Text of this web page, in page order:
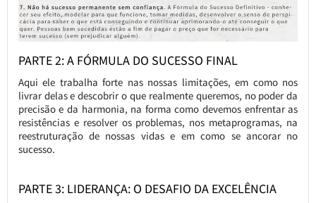
PARTE 2: A FÓRMULA DO SUCESSO FINAL
Aqui ele trabalha forte nas nossas limitações, em como nos
livrar delas e descobrir o que realmente queremos, no poder da
precisão e da harmonia, na forma como devemos enfrentar as
resistências e resolver os problemas, nos metaprogramas, na
reestruturação de nossas vidas e em como se ancorar no
sucesso.
PARTE 3: LIDERANÇA: O DESAFIO DA EXCELÊNCIA